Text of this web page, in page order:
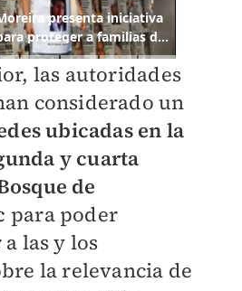
las autoridades
considerado un
ubicadas en la
y cuarta
de
para poder
las y los
la relevancia de